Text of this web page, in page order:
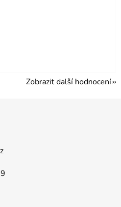
5 hvězdiček.
5 hvězdiček.
Zobrazit další hodnocení